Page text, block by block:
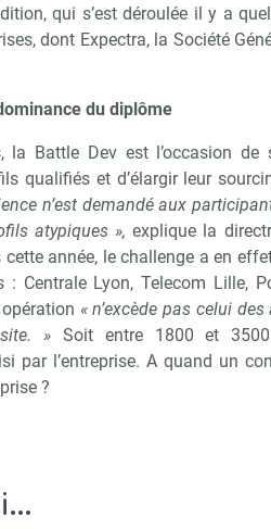
qui s’est déroulée il y a
dont Expectra, la Société
du diplôme
la Battle Dev est l’occasion de
qualifiés et d’élargir leur
n’est demandé aux
atypiques »,explique la
année, le challenge a en
: Centrale Lyon, Telecom Lille,
« n’excède pas celui
» Soit entre 1800 et
par l’entreprise. A quand un
?
Non merci, je